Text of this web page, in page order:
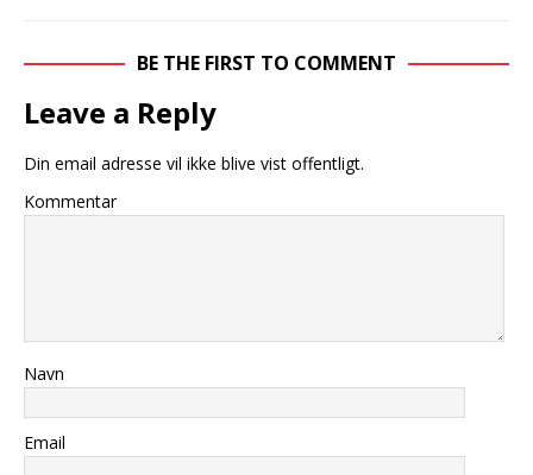
BE THE FIRST TO COMMENT
Leave a Reply
Din email adresse vil ikke blive vist offentligt.
Kommentar
Navn
Email